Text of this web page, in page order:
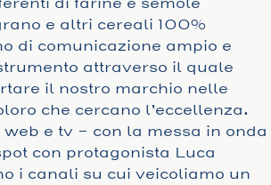
e altri cereali 100%
di comunicazione ampio e
attraverso il quale
il nostro marchio nelle
che cercano l’eccellenza.
e tv - con la messa in onda
con protagonista Luca
i canali su cui veicoliamo un